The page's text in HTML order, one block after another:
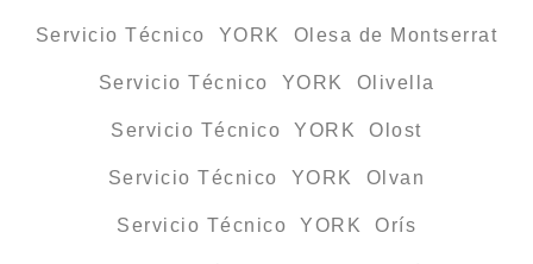
Servicio Técnico YORK Olesa de Montserrat
Servicio Técnico YORK Olivella
Servicio Técnico YORK Olost
Servicio Técnico YORK Olvan
Servicio Técnico YORK Orís